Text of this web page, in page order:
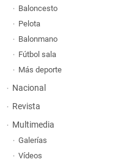
Baloncesto
Pelota
Balonmano
Fútbol sala
Más deporte
Nacional
Revista
Multimedia
Galerías
Vídeos